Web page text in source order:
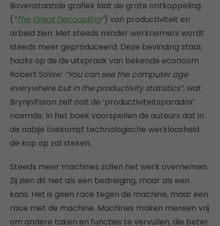
Bovenstaande grafiek laat de grote ontkoppeling
(“The Great Decoupling”) van productiviteit en
arbeid zien. Met steeds minder werknemers wordt
steeds meer geproduceerd. Deze bevinding staat
haaks op de de uitspraak van bekende econoom
Robert Solow: “You can see the computer age
everywhere but in the productivity statistics”, wat
Brynjolfsson zelf ooit de ‘productiviteitsparadox’
noemde. In het boek voorspellen de auteurs dat in
de nabije toekomst technologische werkloosheid
de kop op zal steken.
Steeds meer machines zullen het werk overnemen.
Zij zien dit niet als een bedreiging, maar als een
kans. Het is geen race tegen de machine, maar een
race met de machine. Machines maken mensen vrij
om andere taken en functies te vervullen, die beter